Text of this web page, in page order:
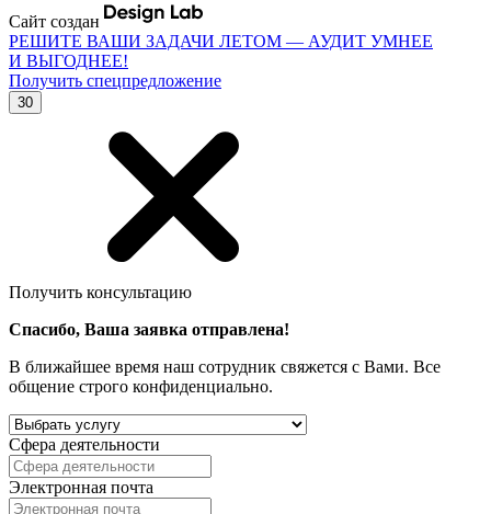
Сайт создан
РЕШИТЕ ВАШИ ЗАДАЧИ ЛЕТОМ — АУДИТ УМНЕЕ
И ВЫГОДНЕЕ!
Получить спецпредложение
30
Получить консультацию
Спасибо, Ваша заявка отправлена!
В ближайшее время наш сотрудник свяжется с Вами. Все
общение строго конфиденциально.
Сфера деятельности
Электронная почта